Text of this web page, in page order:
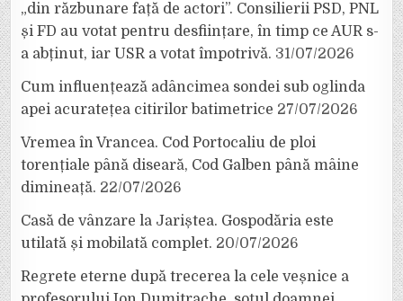
„din răzbunare față de actori”. Consilierii PSD, PNL
și FD au votat pentru desființare, în timp ce AUR s-
a abținut, iar USR a votat împotrivă. 31/07/2026
Cum influențează adâncimea sondei sub oglinda
apei acuratețea citirilor batimetrice 27/07/2026
Vremea în Vrancea. Cod Portocaliu de ploi
torențiale până diseară, Cod Galben până mâine
dimineață. 22/07/2026
Casă de vânzare la Jariștea. Gospodăria este
utilată și mobilată complet. 20/07/2026
Regrete eterne după trecerea la cele veșnice a